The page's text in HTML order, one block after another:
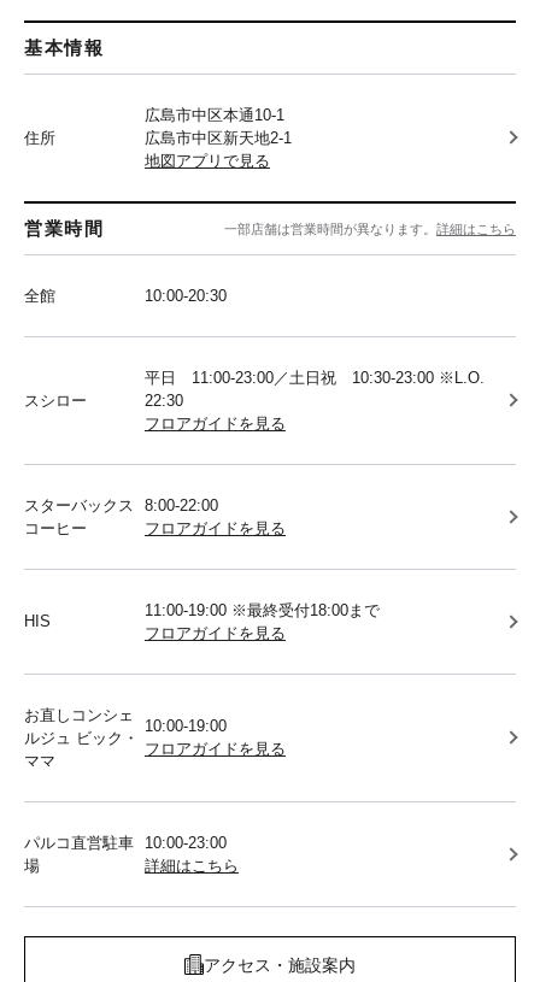
基本情報
住所
広島市中区本通10-1
広島市中区新天地2-1
地図アプリで見る
営業時間 一部店舗は営業時間が異なります。 詳細はこちら
全館 10:00-20:30
スシロー
平日 11:00-23:00／土日祝 10:30-23:00 ※L.O.
22:30
フロアガイドを見る
スターバックス
コーヒー
8:00-22:00
フロアガイドを見る
HIS
11:00-19:00 ※最終受付18:00まで
フロアガイドを見る
お直しコンシェ
ルジュ ビック・
ママ
10:00-19:00
フロアガイドを見る
パルコ直営駐車
場
10:00-23:00
詳細はこちら
アクセス・施設案内